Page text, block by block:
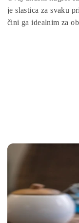
je slastica za svaku
čini ga idealnim za